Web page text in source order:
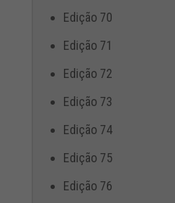
Edição 70
Edição 71
Edição 72
Edição 73
Edição 74
Edição 75
Edição 76